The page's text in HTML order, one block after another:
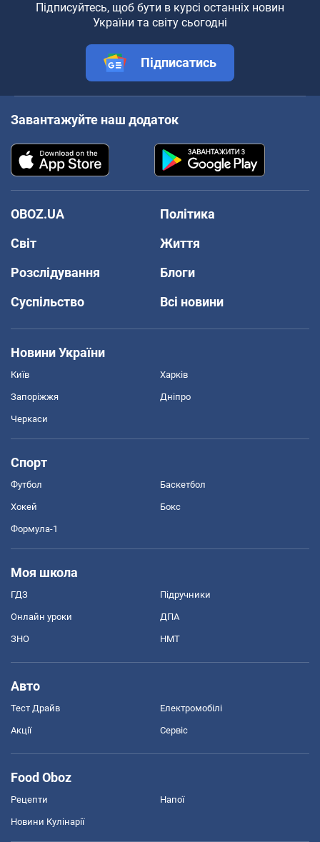
Підписуйтесь, щоб бути в курсі останніх новин
України та світу сьогодні
Підписатись
Завантажуйте наш додаток
OBOZ.UA
Політика
Світ
Життя
Розслідування
Блоги
Суспільство
Всі новини
Новини України
Київ Харків
Запоріжжя Дніпро
Черкаси
Спорт
Футбол Баскетбол
Хокей Бокс
Формула-1
Моя школа
ГДЗ Підручники
Онлайн уроки ДПА
ЗНО НМТ
Авто
Тест Драйв Електромобілі
Акції Сервіс
Food Oboz
Рецепти Напої
Новини Кулінарії